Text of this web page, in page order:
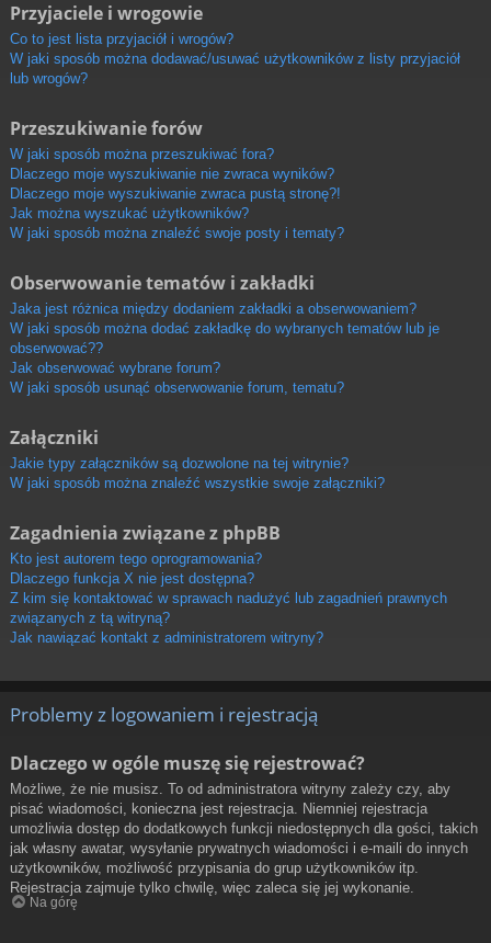
Przyjaciele i wrogowie
Co to jest lista przyjaciół i wrogów?
W jaki sposób można dodawać/usuwać użytkowników z listy przyjaciół
lub wrogów?
Przeszukiwanie forów
W jaki sposób można przeszukiwać fora?
Dlaczego moje wyszukiwanie nie zwraca wyników?
Dlaczego moje wyszukiwanie zwraca pustą stronę?!
Jak można wyszukać użytkowników?
W jaki sposób można znaleźć swoje posty i tematy?
Obserwowanie tematów i zakładki
Jaka jest różnica między dodaniem zakładki a obserwowaniem?
W jaki sposób można dodać zakładkę do wybranych tematów lub je
obserwować??
Jak obserwować wybrane forum?
W jaki sposób usunąć obserwowanie forum, tematu?
Załączniki
Jakie typy załączników są dozwolone na tej witrynie?
W jaki sposób można znaleźć wszystkie swoje załączniki?
Zagadnienia związane z phpBB
Kto jest autorem tego oprogramowania?
Dlaczego funkcja X nie jest dostępna?
Z kim się kontaktować w sprawach nadużyć lub zagadnień prawnych
związanych z tą witryną?
Jak nawiązać kontakt z administratorem witryny?
Problemy z logowaniem i rejestracją
Dlaczego w ogóle muszę się rejestrować?
Możliwe, że nie musisz. To od administratora witryny zależy czy, aby
pisać wiadomości, konieczna jest rejestracja. Niemniej rejestracja
umożliwia dostęp do dodatkowych funkcji niedostępnych dla gości, takich
jak własny awatar, wysyłanie prywatnych wiadomości i e-maili do innych
użytkowników, możliwość przypisania do grup użytkowników itp.
Rejestracja zajmuje tylko chwilę, więc zaleca się jej wykonanie.
Na górę